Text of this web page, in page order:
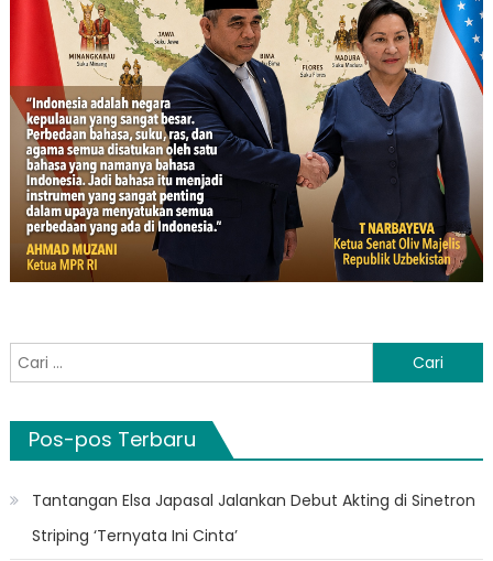
Cari
untuk:
Pos-pos Terbaru
Tantangan Elsa Japasal Jalankan Debut Akting di Sinetron
Striping ‘Ternyata Ini Cinta’